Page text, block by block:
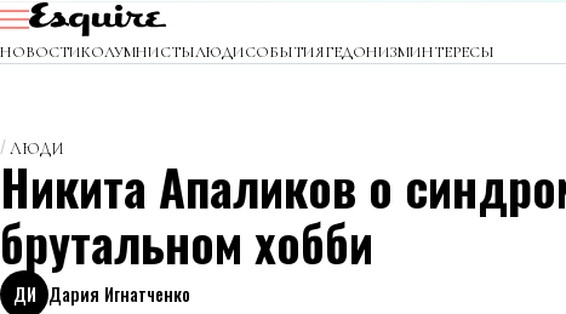
НОВОСТИКОЛУМНИСТЫЛЮДИСОБЫТИЯГЕДОНИЗМИНТЕРЕСЫ
ЛЮДИ
Никита Апаликов о
брутальном хобби
ДИ Дария Игнатченко